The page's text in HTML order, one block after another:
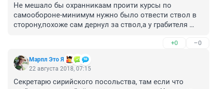
Не мешало бы охранникаам проити курсы по
самообороне-минимум нужно было отвести ствол в
сторону,похоже сам дернул за ствол,а у грабителя
+0 –0
Марпл Это Я
22 августа 2018, 07:15
Секретарю сирийского посольства, там если что